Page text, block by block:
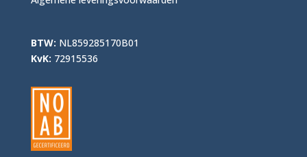
BTW: NL859285170B01
KvK: 72915536